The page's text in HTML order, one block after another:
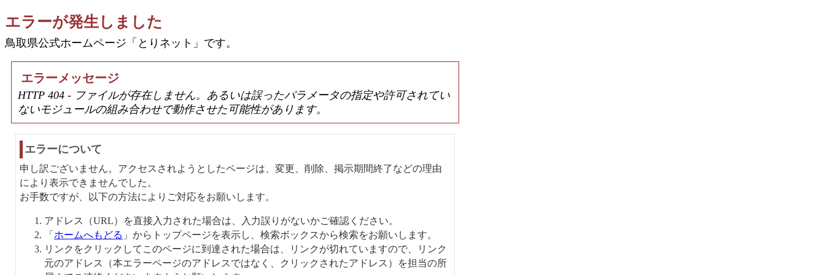
エラーが発生しました
鳥取県公式ホームページ「とりネット」です。
エラーメッセージ
HTTP 404 - ファイルが存在しません。あるいは誤ったパラメータの指定や許可されてい
ないモジュールの組み合わせで動作させた可能性があります。
エラーについて
申し訳ございません。アクセスされようとしたページは、変更、削除、掲示期間終了などの理由
により表示できませんでした。
お手数ですが、以下の方法によりご対応をお願いします。
アドレス（URL）を直接入力された場合は、入力誤りがないかご確認ください。
「 ホームへもどる 」からトップページを表示し、検索ボックスから検索をお願いします。
リンクをクリックしてこのページに到達された場合は、リンクが切れていますので、リンク
元のアドレス（本エラーページのアドレスではなく、クリックされたアドレス）を担当の所